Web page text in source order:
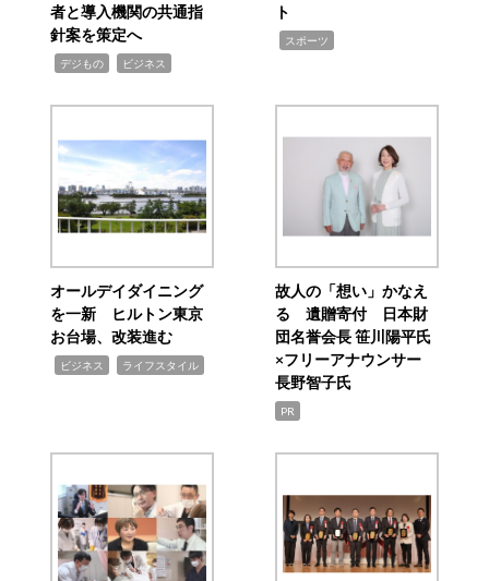
者と導入機関の共通指
針案を策定へ
デジもの ビジネス
ト
スポーツ
オールデイダイニング
を一新 ヒルトン東京
お台場、改装進む
ビジネス ライフスタイル
故人の「想い」かなえ
る 遺贈寄付 日本財
団名誉会長 笹川陽平氏
×フリーアナウンサー
長野智子氏
PR